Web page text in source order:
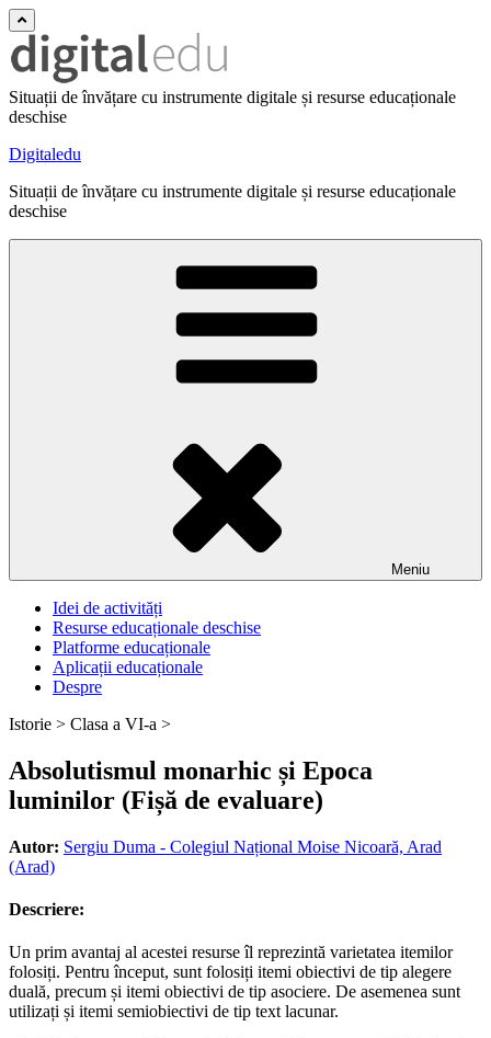
Situații de învățare cu instrumente digitale și resurse educaționale
deschise
Digitaledu
Situații de învățare cu instrumente digitale și resurse educaționale
deschise
Meniu
Idei de activități
Resurse educaționale deschise
Platforme educaționale
Aplicații educaționale
Despre
Istorie > Clasa a VI-a >
Absolutismul monarhic și Epoca
luminilor (Fișă de evaluare)
Autor: Sergiu Duma - Colegiul Național Moise Nicoară, Arad
(Arad)
Descriere:
Un prim avantaj al acestei resurse îl reprezintă varietatea itemilor
folosiți. Pentru început, sunt folosiți itemi obiectivi de tip alegere
duală, precum și itemi obiectivi de tip asociere. De asemenea sunt
utilizați și itemi semiobiectivi de tip text lacunar.